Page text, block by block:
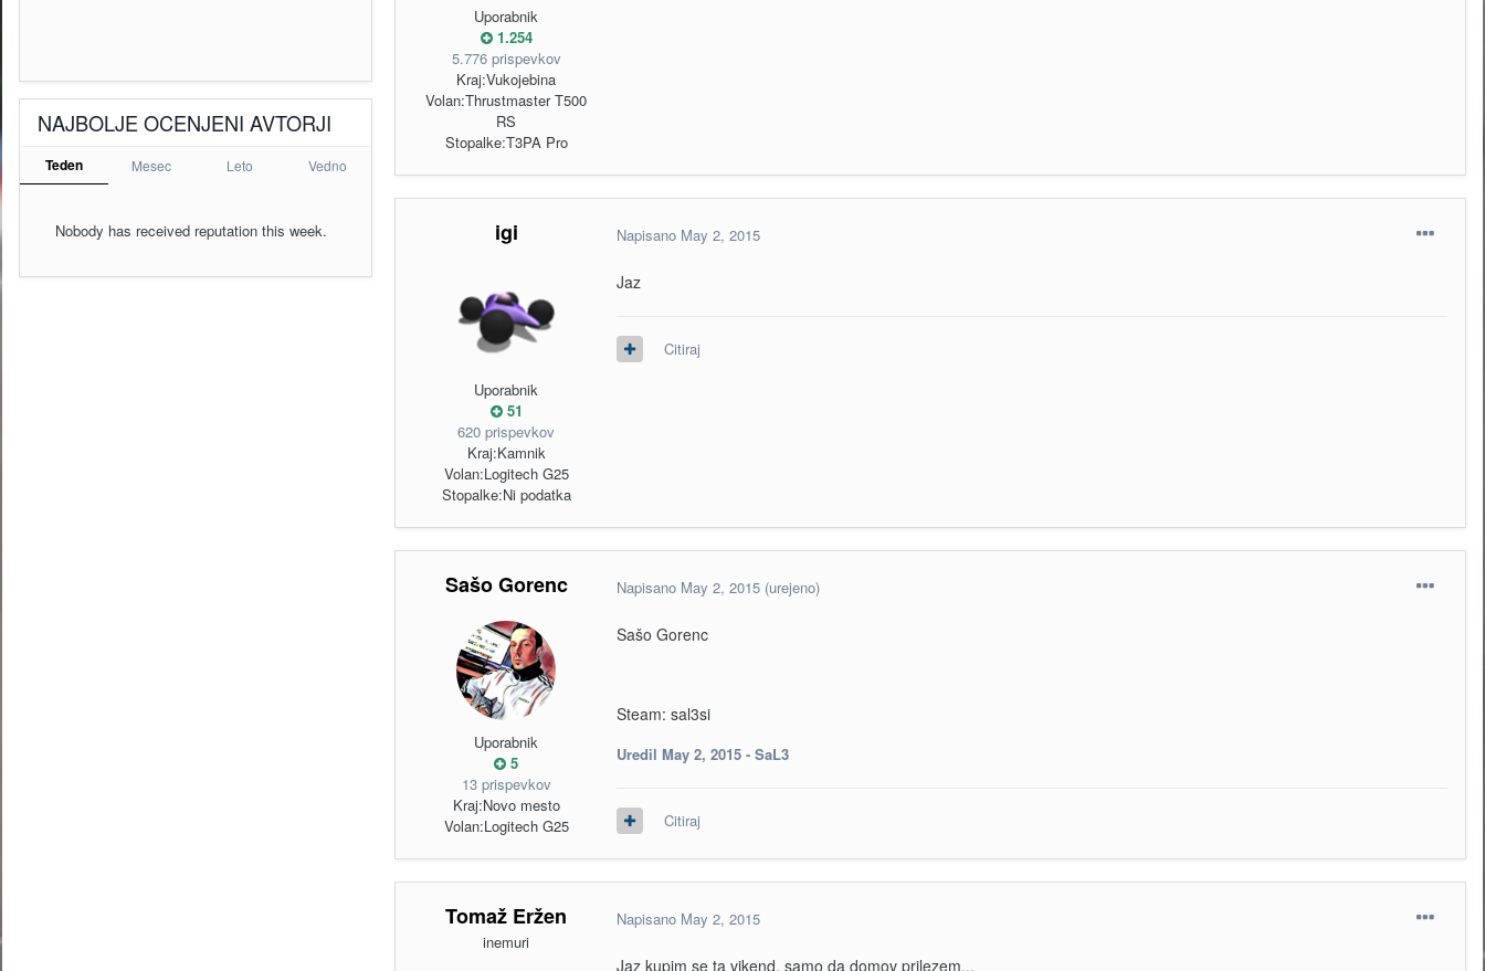
NAJBOLJE OCENJENI AVTORJI
Teden Mesec Leto Vedno
Nobody has received reputation this week.
Uporabnik
1.254
5.776 prispevkov
Kraj:Vukojebina
Volan:Thrustmaster T500
RS
Stopalke:T3PA Pro
igi
Uporabnik
51
620 prispevkov
Kraj:Kamnik
Volan:Logitech G25
Stopalke:Ni podatka
Napisano May 2, 2015
Jaz
Citiraj
Sašo Gorenc
Uporabnik
5
13 prispevkov
Kraj:Novo mesto
Volan:Logitech G25
Napisano May 2, 2015 (urejeno)
Sašo Gorenc
Steam: sal3si
Uredil May 2, 2015 - SaL3
Citiraj
Tomaž Eržen
inemuri
Napisano May 2, 2015
Jaz kupim se ta vikend, samo da domov prilezem...